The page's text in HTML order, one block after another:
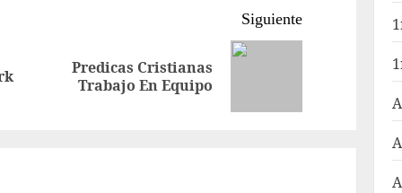
Entrada
anterior:
Siguiente
Siguiente
entrada:
Predicas Cristianas
Trabajo En Equipo